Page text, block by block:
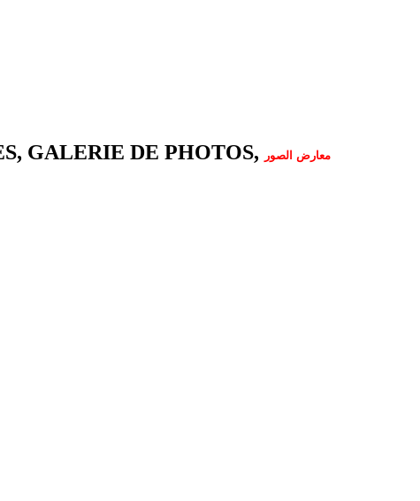
GALERIE DE PHOTOS, معارض الصور